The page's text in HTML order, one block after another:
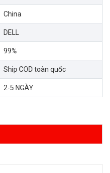
China
DELL
99%
Ship COD toàn quốc
2-5 NGÀY